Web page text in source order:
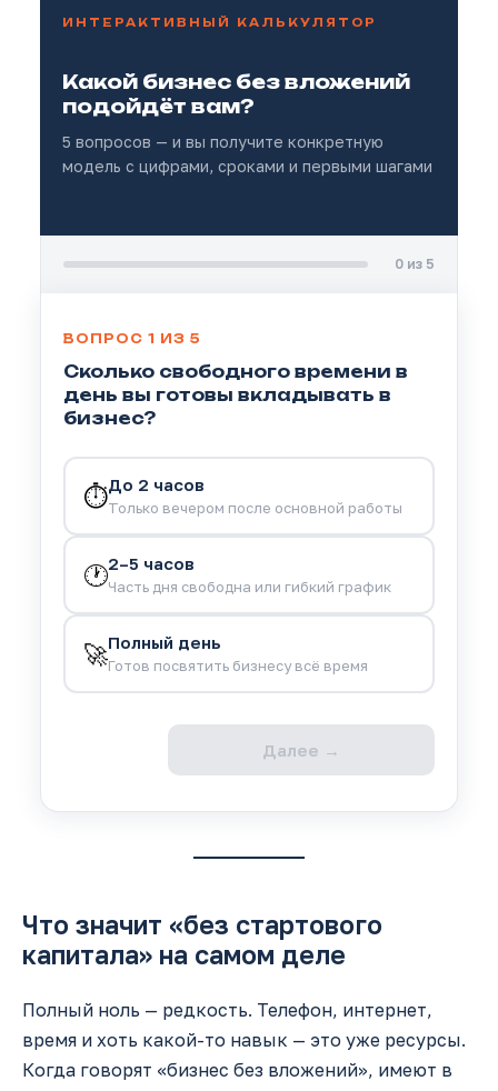
ИНТЕРАКТИВНЫЙ КАЛЬКУЛЯТОР
Какой бизнес без вложений
подойдёт вам?
5 вопросов — и вы получите конкретную
модель с цифрами, сроками и первыми шагами
0 из 5
ВОПРОС 1 ИЗ 5
Сколько свободного времени в
день вы готовы вкладывать в
бизнес?
⏱️До 2 часов
Только вечером после основной работы
🕐2–5 часов
Часть дня свободна или гибкий график
🚀Полный день
Готов посвятить бизнесу всё время
Далее →
Что значит «без стартового
капитала» на самом деле
Полный ноль — редкость. Телефон, интернет,
время и хоть какой-то навык — это уже ресурсы.
Когда говорят «бизнес без вложений», имеют в